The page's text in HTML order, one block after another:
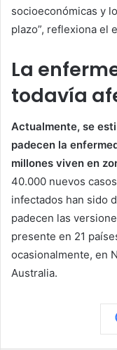
socioeconómicas y
plazo”, reflexiona el
La
todavía
Actualmente, se
padecen la
millones viven en
40.000 nuevos
infectados han sido
padecen las
presente en 21
ocasionalmente, en
Australia.